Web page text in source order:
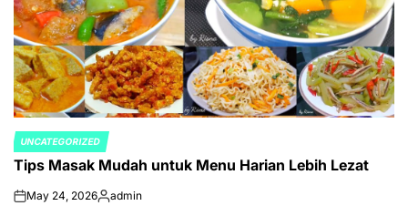
POSTED
IN
UNCATEGORIZED
Tips Masak Mudah untuk Menu Harian Lebih Lezat
onMay 24, 2026Posted
admin